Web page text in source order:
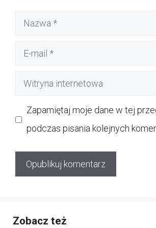
Nazwa
Witryna
Zapamiętaj moje dane w tej
podczas pisania kolejnych
Zobacz też